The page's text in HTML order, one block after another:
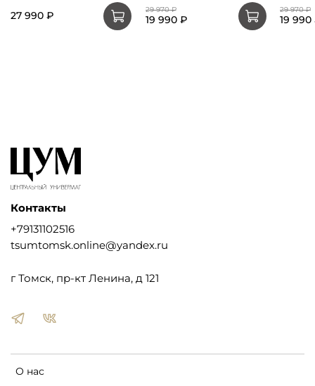
27 990 ₽
29 970 ₽
19 990 ₽
29 970 ₽
19
О нас
Контакты
+79131102516
tsumtomsk.online@yandex.ru
г Томск, пр-кт Ленина, д 121